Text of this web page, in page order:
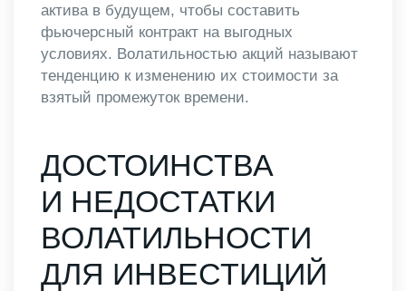
актива в будущем, чтобы составить
фьючерсный контракт на выгодных
условиях. Волатильностью акций называют
тенденцию к изменению их стоимости за
взятый промежуток времени.
ДОСТОИНСТВА
И НЕДОСТАТКИ
ВОЛАТИЛЬНОСТИ
ДЛЯ ИНВЕСТИЦИЙ